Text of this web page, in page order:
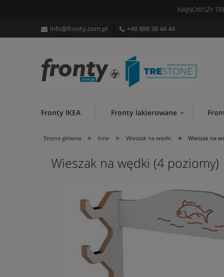
NAJNOWSZY
info@fronty.com.pl +48 888 38 44 44
Fronty IKEA Fronty lakierowane
Strona główna » Inne » Wieszak na wędki » Wieszak na
Wieszak na wędki (4 poziomy)